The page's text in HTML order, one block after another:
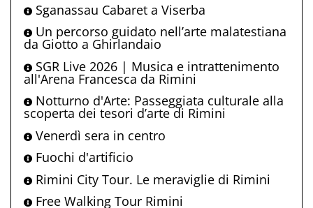
Sganassau Cabaret a Viserba
Un percorso guidato nell’arte malatestiana
da Giotto a Ghirlandaio
SGR Live 2026 | Musica e intrattenimento
all'Arena Francesca da Rimini
Notturno d'Arte: Passeggiata culturale alla
scoperta dei tesori d’arte di Rimini
Venerdì sera in centro
Fuochi d'artificio
Rimini City Tour. Le meraviglie di Rimini
Free Walking Tour Rimini